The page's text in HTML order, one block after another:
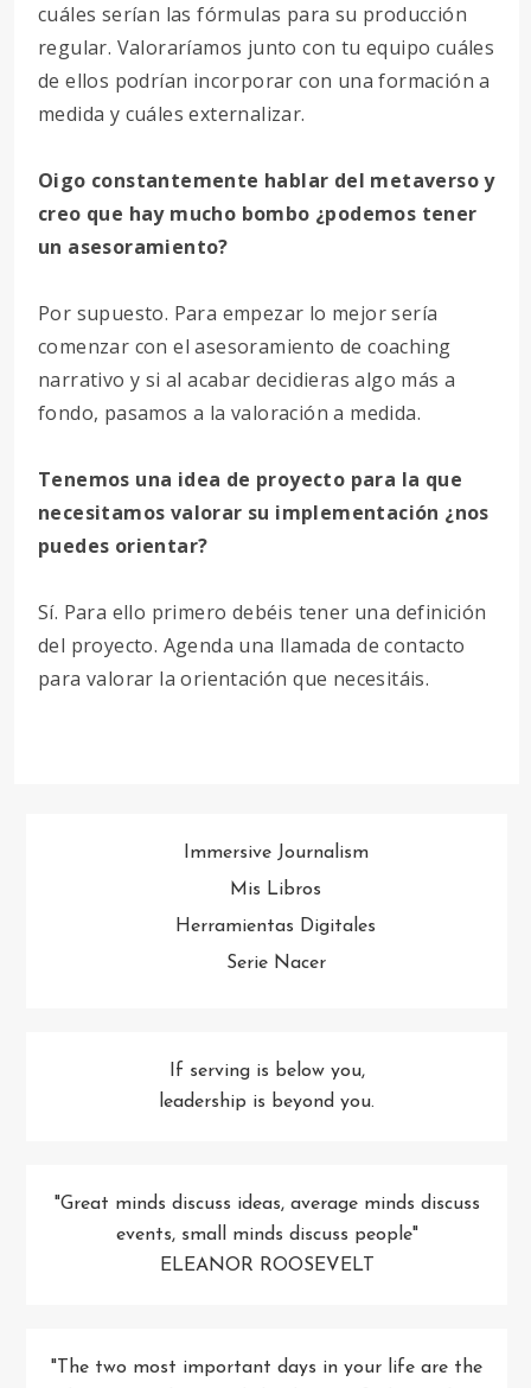
cuáles serían las fórmulas para su producción
regular. Valoraríamos junto con tu equipo cuáles
de ellos podrían incorporar con una formación a
medida y cuáles externalizar.
Oigo constantemente hablar del metaverso y
creo que hay mucho bombo ¿podemos tener
un asesoramiento?
Por supuesto. Para empezar lo mejor sería
comenzar con el asesoramiento de coaching
narrativo y si al acabar decidieras algo más a
fondo, pasamos a la valoración a medida.
Tenemos una idea de proyecto para la que
necesitamos valorar su implementación ¿nos
puedes orientar?
Sí. Para ello primero debéis tener una definición
del proyecto. Agenda una llamada de contacto
para valorar la orientación que necesitáis.
Immersive Journalism
Mis Libros
Herramientas Digitales
Serie Nacer
If serving is below you,
leadership is beyond you.
"Great minds discuss ideas, average minds discuss
events, small minds discuss people"
ELEANOR ROOSEVELT
"The two most important days in your life are the